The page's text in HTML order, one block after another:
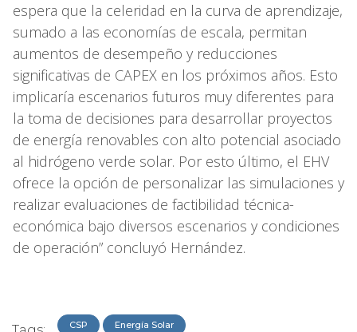
espera que la celeridad en la curva de aprendizaje,
sumado a las economías de escala, permitan
aumentos de desempeño y reducciones
significativas de CAPEX en los próximos años. Esto
implicaría escenarios futuros muy diferentes para
la toma de decisiones para desarrollar proyectos
de energía renovables con alto potencial asociado
al hidrógeno verde solar. Por esto último, el EHV
ofrece la opción de personalizar las simulaciones y
realizar evaluaciones de factibilidad técnica-
económica bajo diversos escenarios y condiciones
de operación” concluyó Hernández.
CSP Energía Solar